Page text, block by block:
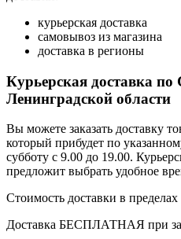
курьерская доставка
самовывоз из магазина
доставка в регионы
Курьерская доставка
Ленинградской области
Вы можете заказать доставку
который прибудет по
субботу с 9.00 до 19.00.
предложит выбрать удобное
Стоимость доставки в
Доставка БЕСПЛАТНАЯ при